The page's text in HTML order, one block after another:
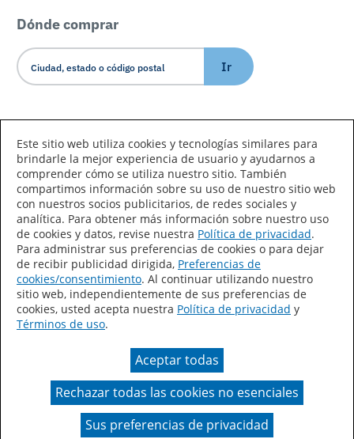
Dónde comprar
Ir
Declaración de accesibilidad
Mapa del sitio
Términos de uso
Privacidad
Sus preferencias de privacidad
Ley de Cadenas de Suministro de California
Un color real puede variar en comparación con la
presentación en pantalla.
Este sitio web utiliza cookies y tecnologías similares para
brindarle la mejor experiencia de usuario y ayudarnos a
comprender cómo se utiliza nuestro sitio. También
compartimos información sobre su uso de nuestro sitio web
con nuestros socios publicitarios, de redes sociales y
analítica. Para obtener más información sobre nuestro uso
de cookies y datos, revise nuestra Política de privacidad.
Para administrar sus preferencias de cookies o para dejar
de recibir publicidad dirigida, Preferencias de
cookies/consentimiento. Al continuar utilizando nuestro
sitio web, independientemente de sus preferencias de
cookies, usted acepta nuestra Política de privacidad y
Términos de uso.
Aceptar todas
Rechazar todas las cookies no esenciales
Sus preferencias de privacidad